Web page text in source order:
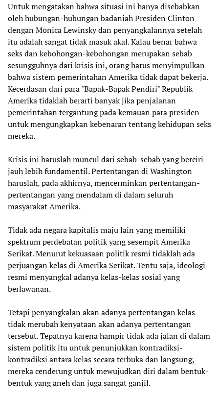
Untuk mengatakan bahwa situasi ini hanya disebabkan
oleh hubungan-hubungan badaniah Presiden Clinton
dengan Monica Lewinsky dan penyangkalannya setelah
itu adalah sangat tidak masuk akal. Kalau benar bahwa
seks dan kebohongan-kebohongan merupakan sebab
sesungguhnya dari krisis ini, orang harus menyimpulkan
bahwa sistem pemerintahan Amerika tidak dapat bekerja.
Kecerdasan dari para "Bapak-Bapak Pendiri" Republik
Amerika tidaklah berarti banyak jika penjalanan
pemerintahan tergantung pada kemauan para presiden
untuk mengungkapkan kebenaran tentang kehidupan seks
mereka.
Krisis ini haruslah muncul dari sebab-sebab yang berciri
jauh lebih fundamentil. Pertentangan di Washington
haruslah, pada akhirnya, mencerminkan pertentangan-
pertentangan yang mendalam di dalam seluruh
masyarakat Amerika.
Tidak ada negara kapitalis maju lain yang memiliki
spektrum perdebatan politik yang sesempit Amerika
Serikat. Menurut kekuasaan politik resmi tidaklah ada
perjuangan kelas di Amerika Serikat. Tentu saja, ideologi
resmi menyangkal adanya kelas-kelas sosial yang
berlawanan.
Tetapi penyangkalan akan adanya pertentangan kelas
tidak merubah kenyataan akan adanya pertentangan
tersebut. Tepatnya karena hampir tidak ada jalan di dalam
sistem politik itu untuk penunjukkan kontradiksi-
kontradiksi antara kelas secara terbuka dan langsung,
mereka cenderung untuk mewujudkan diri dalam bentuk-
bentuk yang aneh dan juga sangat ganjil.